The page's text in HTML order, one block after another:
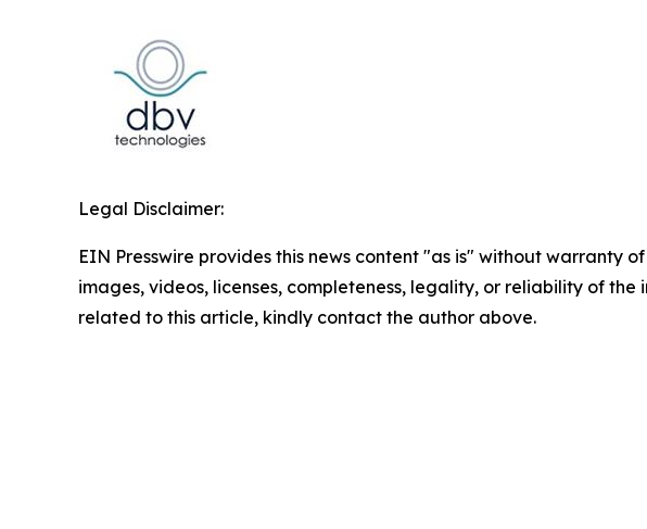
Legal Disclaimer:
EIN Presswire provides this news content "as is" without warranty
images, videos, licenses, completeness, legality, or reliability of
related to this article, kindly contact the author above.